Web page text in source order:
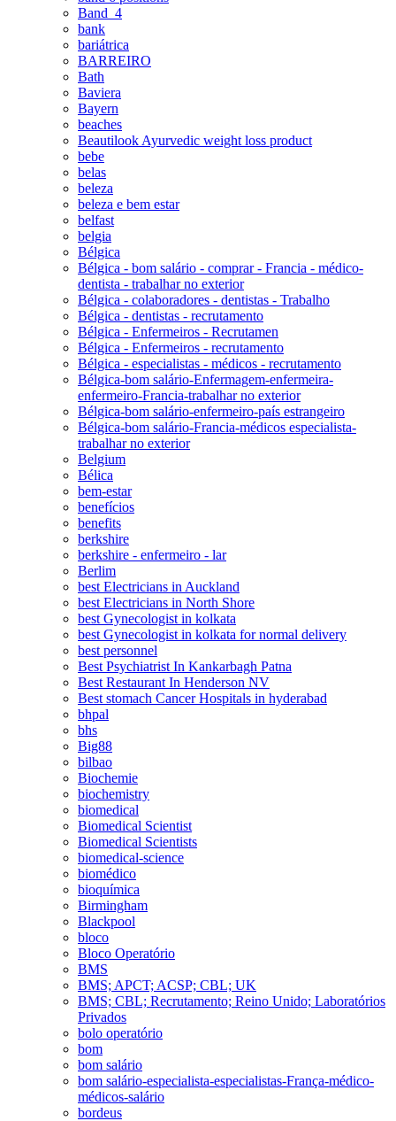
Band_4
bank
bariátrica
BARREIRO
Bath
Baviera
Bayern
beaches
Beautilook Ayurvedic weight loss product
bebe
belas
beleza
beleza e bem estar
belfast
belgia
Bélgica
Bélgica - bom salário - comprar - Francia - médico-
dentista - trabalhar no exterior
Bélgica - colaboradores - dentistas - Trabalho
Bélgica - dentistas - recrutamento
Bélgica - Enfermeiros - Recrutamen
Bélgica - Enfermeiros - recrutamento
Bélgica - especialistas - médicos - recrutamento
Bélgica-bom salário-Enfermagem-enfermeira-
enfermeiro-Francia-trabalhar no exterior
Bélgica-bom salário-enfermeiro-país estrangeiro
Bélgica-bom salário-Francia-médicos especialista-
trabalhar no exterior
Belgium
Bélica
bem-estar
benefícios
benefits
berkshire
berkshire - enfermeiro - lar
Berlim
best Electricians in Auckland
best Electricians in North Shore
best Gynecologist in kolkata
best Gynecologist in kolkata for normal delivery
best personnel
Best Psychiatrist In Kankarbagh Patna
Best Restaurant In Henderson NV
Best stomach Cancer Hospitals in hyderabad
bhpal
bhs
Big88
bilbao
Biochemie
biochemistry
biomedical
Biomedical Scientist
Biomedical Scientists
biomedical-science
biomédico
bioquímica
Birmingham
Blackpool
bloco
Bloco Operatório
BMS
BMS; APCT; ACSP; CBL; UK
BMS; CBL; Recrutamento; Reino Unido; Laboratórios
Privados
bolo operatório
bom
bom salário
bom salário-especialista-especialistas-França-médico-
médicos-salário
bordeus